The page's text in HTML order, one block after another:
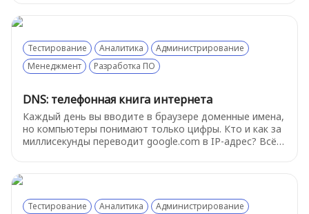
Тестирование Аналитика
Администрирование
Менеджмент
Разработка ПО
DNS: телефонная книга интернета
Каждый день вы вводите в браузере доменные имена,
но компьютеры понимают только цифры. Кто и как за
миллисекунды переводит google.com в IP-адрес? Всё
Тестирование Аналитика
Администрирование